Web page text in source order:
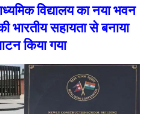
विद्यालय का नया भवन
सहायता से बनाया
किया गया